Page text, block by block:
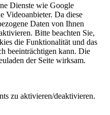
Dienste wie Google
Videoanbieter. Da diese
Daten von Ihnen
Bitte beachten Sie,
die Funktionalität und das
beeinträchtigen kann. Die
der Seite wirksam.
zu aktivieren/deaktivieren.